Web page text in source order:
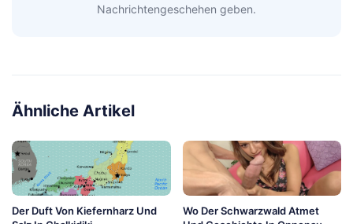
Nachrichtengeschehen geben.
Ähnliche Artikel
Der Duft Von Kiefernharz Und
Wo Der Schwarzwald Atmet